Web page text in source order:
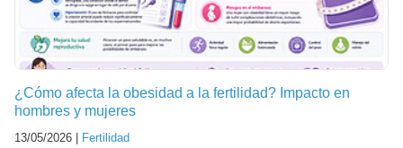
¿Cómo afecta la obesidad a la fertilidad? Impacto en
hombres y mujeres
13/05/2026 | Fertilidad